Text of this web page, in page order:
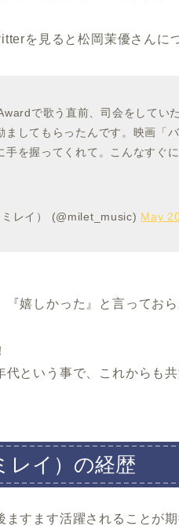
を見ると松岡茉優さんに
で歌う直前、司会をしてい
ましてもらったんです。映画「
手を握ってくれて。こんなすぐ
レイ） (@milet_music) May
『嬉しかった』と言っておら
代という事で、これからも
レイ）の経歴
ますます活躍されることが